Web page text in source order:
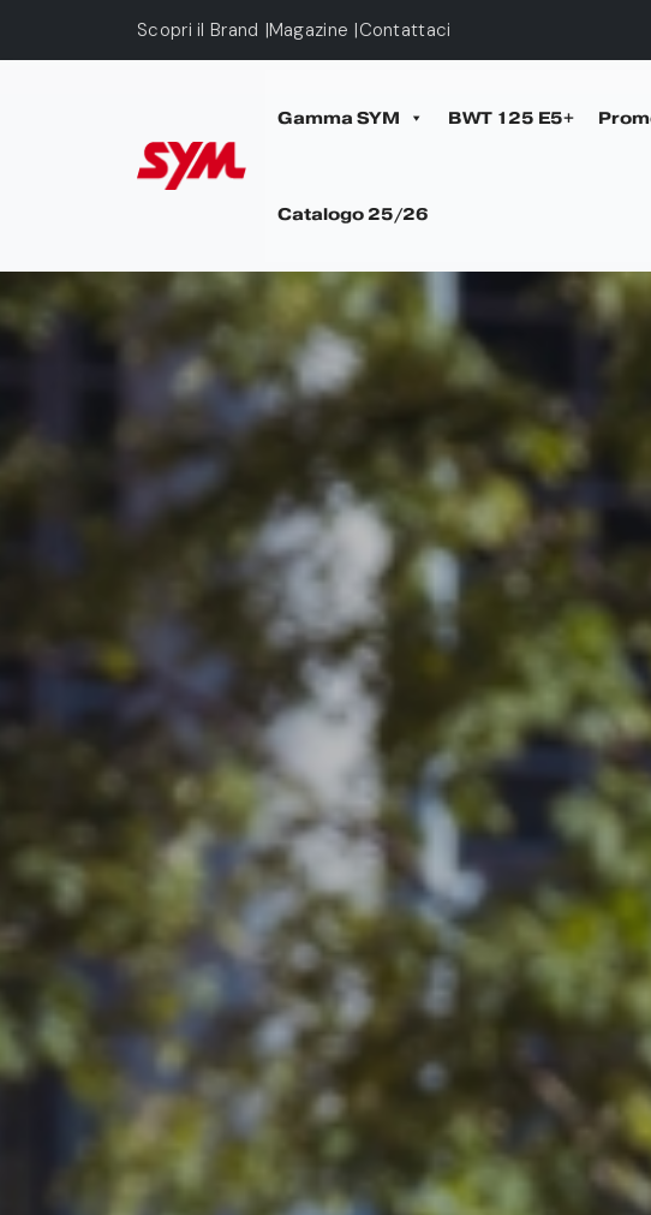
Scopri il Brand Magazine Contattaci
Gamma SYM BWT 125 E5+
Catalogo 25/26